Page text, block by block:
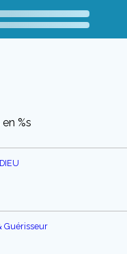
%s
Guérisseur